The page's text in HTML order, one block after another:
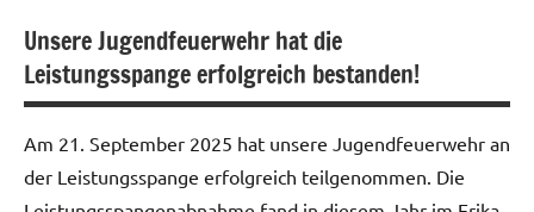
Unsere Jugendfeuerwehr hat die
Leistungsspange erfolgreich bestanden!
Am 21. September 2025 hat unsere Jugendfeuerwehr an
der Leistungsspange erfolgreich teilgenommen. Die